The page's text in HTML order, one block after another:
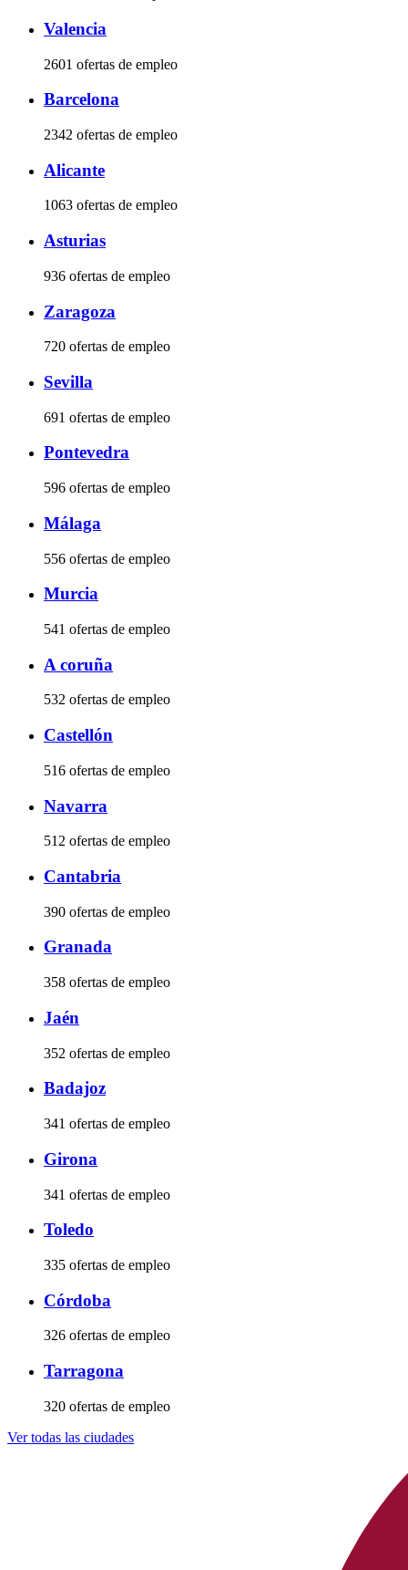
Valencia
2601 ofertas de empleo
Barcelona
2342 ofertas de empleo
Alicante
1063 ofertas de empleo
Asturias
936 ofertas de empleo
Zaragoza
720 ofertas de empleo
Sevilla
691 ofertas de empleo
Pontevedra
596 ofertas de empleo
Málaga
556 ofertas de empleo
Murcia
541 ofertas de empleo
A coruña
532 ofertas de empleo
Castellón
516 ofertas de empleo
Navarra
512 ofertas de empleo
Cantabria
390 ofertas de empleo
Granada
358 ofertas de empleo
Jaén
352 ofertas de empleo
Badajoz
341 ofertas de empleo
Girona
341 ofertas de empleo
Toledo
335 ofertas de empleo
Córdoba
326 ofertas de empleo
Tarragona
320 ofertas de empleo
Ver todas las ciudades